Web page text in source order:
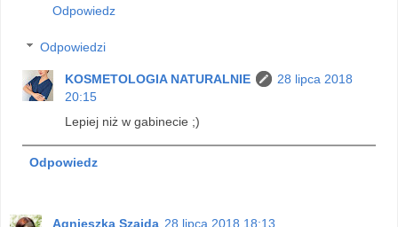
Odpowiedz
Odpowiedzi
KOSMETOLOGIA NATURALNIE
28 lipca 2018
20:15
Lepiej niż w gabinecie ;)
Odpowiedz
Agnieszka Szajda 28 lipca 2018 18:13